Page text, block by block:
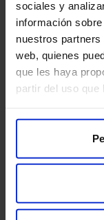
sociales y
información
nuestros
web, quienes
que les haya
partir del uso
evaluación
médicos y
Dependiendo de
adicionales,
o análisis de
Se recomienda
persistentes,
memoria,
convulsiones,